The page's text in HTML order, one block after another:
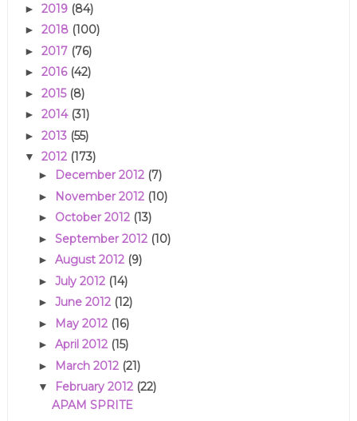
► 2019 (84)
► 2018 (100)
► 2017 (76)
► 2016 (42)
► 2015 (8)
► 2014 (31)
► 2013 (55)
▼ 2012 (173)
► December 2012 (7)
► November 2012 (10)
► October 2012 (13)
► September 2012 (10)
► August 2012 (9)
► July 2012 (14)
► June 2012 (12)
► May 2012 (16)
► April 2012 (15)
► March 2012 (21)
▼ February 2012 (22)
APAM SPRITE